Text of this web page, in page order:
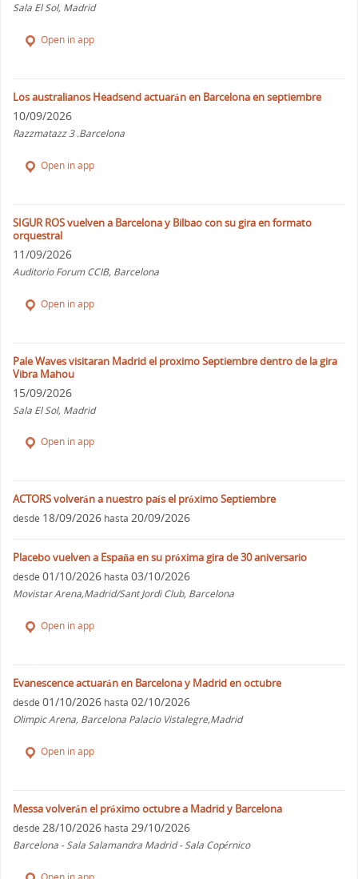
Sala El Sol, Madrid
Open in app
Los australianos Headsend actuarán en Barcelona en septiembre
10/09/2026
Razzmatazz 3 .Barcelona
Open in app
SIGUR ROS vuelven a Barcelona y Bilbao con su gira en formato
orquestral
11/09/2026
Auditorio Forum CCIB, Barcelona
Open in app
Pale Waves visitaran Madrid el proximo Septiembre dentro de la gira
Vibra Mahou
15/09/2026
Sala El Sol, Madrid
Open in app
ACTORS volverán a nuestro país el próximo Septiembre
desde 18/09/2026 hasta 20/09/2026
Placebo vuelven a España en su próxima gira de 30 aniversario
desde 01/10/2026 hasta 03/10/2026
Movistar Arena,Madrid/Sant Jordi Club, Barcelona
Open in app
Evanescence actuarán en Barcelona y Madrid en octubre
desde 01/10/2026 hasta 02/10/2026
Olimpic Arena, Barcelona Palacio Vistalegre,Madrid
Open in app
Messa volverán el próximo octubre a Madrid y Barcelona
desde 28/10/2026 hasta 29/10/2026
Barcelona - Sala Salamandra Madrid - Sala Copérnico